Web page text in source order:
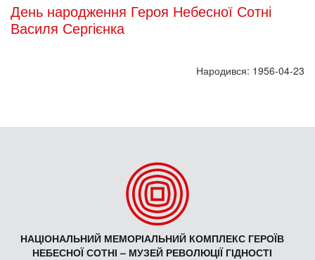
День народження Героя Небесної Сотні
Василя Сергієнка
Народився: 1956-04-23
НАЦІОНАЛЬНИЙ МЕМОРІАЛЬНИЙ КОМПЛЕКС ГЕРОЇВ
НЕБЕСНОЇ СОТНІ – МУЗЕЙ РЕВОЛЮЦІЇ ГІДНОСТІ